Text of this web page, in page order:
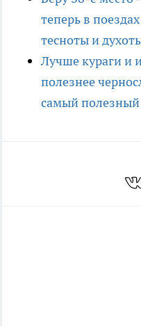
теперь в
тесноты и
Лучше кураги и
полезнее
самый полезный